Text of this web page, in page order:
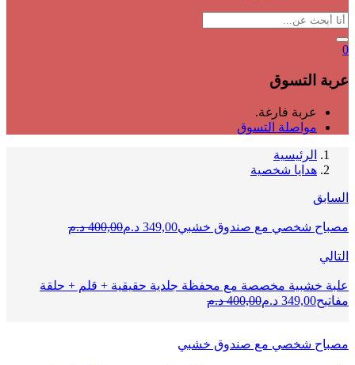
0
عربة التسوق
عربة فارغة.
مواصلة التسوق
الرئيسية
هدايا شخصية
السابق
مصباح شخصي مع صندوق خشبي349,00 د.مالسعر
400,00 د.مالسعر
التالي
علبة خشبية مخصصة مع محفظة جلدية حقيقية + قلم + حلقة
مفاتيح349,00 د.مالسعر
349,00 Dhs.
400,00 د.مالسعر
400,00 Dhs.
مصباح شخصي مع صندوق خشبي